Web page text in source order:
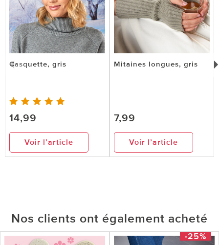
Casquette, gris
14,99
Voir l’article
Mitaines longues, gris
7,99
Voir l’article
Nos clients ont également acheté
-25%